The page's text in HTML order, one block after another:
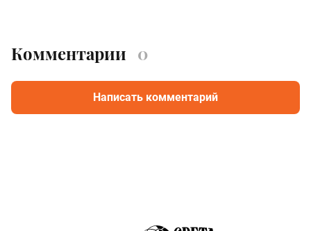
Комментарии 0
Написать комментарий